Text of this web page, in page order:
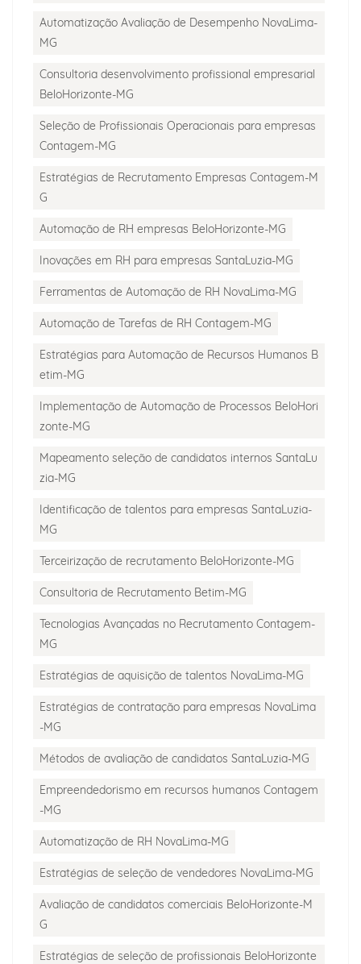
Automatização Avaliação de Desempenho NovaLima-
MG
Consultoria desenvolvimento profissional empresarial
BeloHorizonte-MG
Seleção de Profissionais Operacionais para empresas
Contagem-MG
Estratégias de Recrutamento Empresas Contagem-M
G
Automação de RH empresas BeloHorizonte-MG
Inovações em RH para empresas SantaLuzia-MG
Ferramentas de Automação de RH NovaLima-MG
Automação de Tarefas de RH Contagem-MG
Estratégias para Automação de Recursos Humanos B
etim-MG
Implementação de Automação de Processos BeloHori
zonte-MG
Mapeamento seleção de candidatos internos SantaLu
zia-MG
Identificação de talentos para empresas SantaLuzia-
MG
Terceirização de recrutamento BeloHorizonte-MG
Consultoria de Recrutamento Betim-MG
Tecnologias Avançadas no Recrutamento Contagem-
MG
Estratégias de aquisição de talentos NovaLima-MG
Estratégias de contratação para empresas NovaLima
-MG
Métodos de avaliação de candidatos SantaLuzia-MG
Empreendedorismo em recursos humanos Contagem
-MG
Automatização de RH NovaLima-MG
Estratégias de seleção de vendedores NovaLima-MG
Avaliação de candidatos comerciais BeloHorizonte-M
G
Estratégias de seleção de profissionais BeloHorizonte